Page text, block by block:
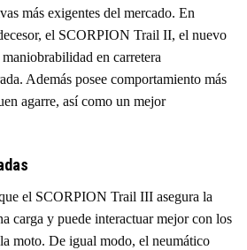
más exigentes del mercado. En
el SCORPION Trail II, el nuevo
en carretera
Además posee comportamiento más
agarre, así como un mejor
el SCORPION Trail III asegura la
carga y puede interactuar mejor con los
moto. De igual modo, el neumático